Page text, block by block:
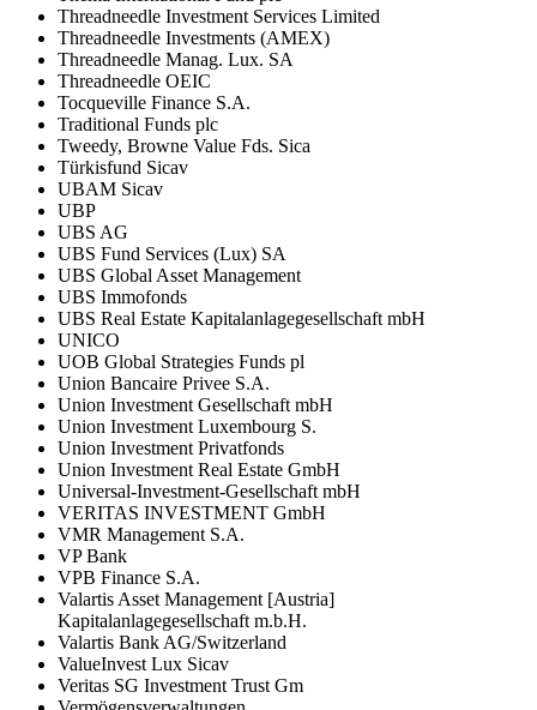
Threadneedle Investment Services Limited
Threadneedle Investments (AMEX)
Threadneedle Manag. Lux. SA
Threadneedle OEIC
Tocqueville Finance S.A.
Traditional Funds plc
Tweedy, Browne Value Fds. Sica
Türkisfund Sicav
UBAM Sicav
UBP
UBS AG
UBS Fund Services (Lux) SA
UBS Global Asset Management
UBS Immofonds
UBS Real Estate Kapitalanlagegesellschaft mbH
UNICO
UOB Global Strategies Funds pl
Union Bancaire Privee S.A.
Union Investment Gesellschaft mbH
Union Investment Luxembourg S.
Union Investment Privatfonds
Union Investment Real Estate GmbH
Universal-Investment-Gesellschaft mbH
VERITAS INVESTMENT GmbH
VMR Management S.A.
VP Bank
VPB Finance S.A.
Valartis Asset Management [Austria]
Kapitalanlagegesellschaft m.b.H.
Valartis Bank AG/Switzerland
ValueInvest Lux Sicav
Veritas SG Investment Trust Gm